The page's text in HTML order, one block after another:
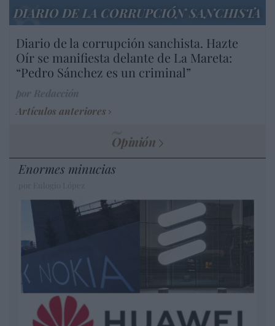
DIARIO DE LA CORRUPCIÓN SANCHISTA
Diario de la corrupción sanchista. Hazte
Oír se manifiesta delante de La Mareta:
“Pedro Sánchez es un criminal”
Artículos anteriores
Opinión
Enormes minucias